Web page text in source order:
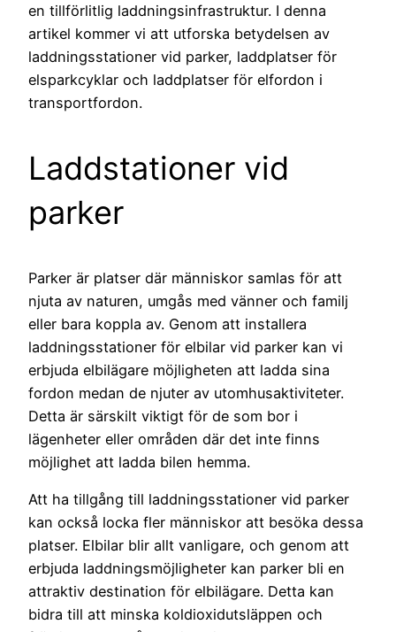
en tillförlitlig laddningsinfrastruktur. I denna
artikel kommer vi att utforska betydelsen av
laddningsstationer vid parker, laddplatser för
elsparkcyklar och laddplatser för elfordon i
transportfordon.
Laddstationer vid
parker
Parker är platser där människor samlas för att
njuta av naturen, umgås med vänner och familj
eller bara koppla av. Genom att installera
laddningsstationer för elbilar vid parker kan vi
erbjuda elbilägare möjligheten att ladda sina
fordon medan de njuter av utomhusaktiviteter.
Detta är särskilt viktigt för de som bor i
lägenheter eller områden där det inte finns
möjlighet att ladda bilen hemma.
Att ha tillgång till laddningsstationer vid parker
kan också locka fler människor att besöka dessa
platser. Elbilar blir allt vanligare, och genom att
erbjuda laddningsmöjligheter kan parker bli en
attraktiv destination för elbilägare. Detta kan
bidra till att minska koldioxidutsläppen och